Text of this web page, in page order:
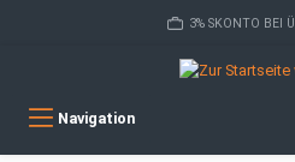
3% SKONTO BEI
Navigation